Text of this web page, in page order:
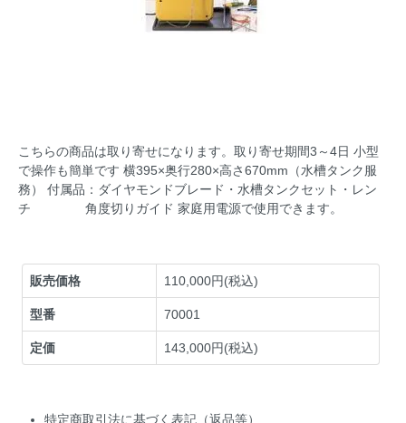
こちらの商品は取り寄せになります。取り寄せ期間3～4日 小型
で操作も簡単です 横395×奥行280×高さ670mm（水槽タンク服
務） 付属品：ダイヤモンドブレード・水槽タンクセット・レン
チ 角度切りガイド 家庭用電源で使用できます。
販売価格 110,000円(税込)
型番 70001
定価 143,000円(税込)
特定商取引法に基づく表記（返品等）